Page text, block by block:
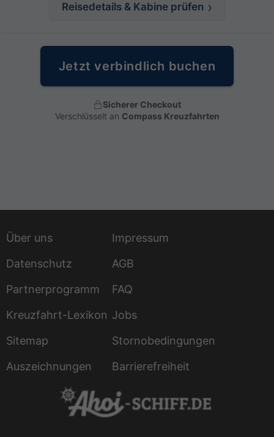
Reisedetails & Kabine prüfen
Jetzt verbindlich buchen
Sicherer Checkout
Verschlüsselt an Compass Kreuzfahrten
Über uns
Impressum
Datenschutz
AGB
Partnerprogramm
FAQ
Kreuzfahrt-Lexikon Jobs
Sitemap
Stornobedingungen
Auszeichnungen
Barrierefreiheit